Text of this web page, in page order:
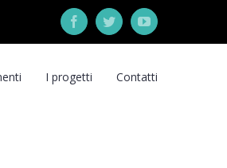
FacebookTwitterYouTube
I progetti Contatti